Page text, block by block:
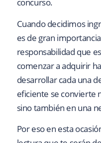
concurso.
Cuando decidimos
es de gran
responsabilidad que
comenzar a adquirir
desarrollar cada una
eficiente se convierte
sino también en una
Por eso en esta